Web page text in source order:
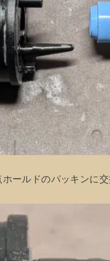
ールドのパッキンに交